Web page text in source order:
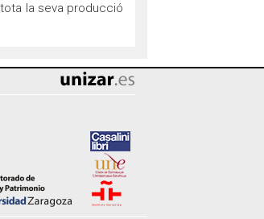
la seva producció